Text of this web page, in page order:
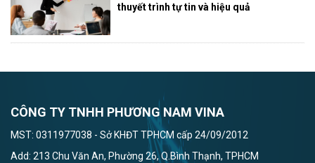
thuyết trình tự tin và hiệu quả
CÔNG TY TNHH PHƯƠNG NAM VINA
MST: 0311977038 - Sở KHĐT TPHCM cấp 24/09/2012
Add: 213 Chu Văn An, Phường 26, Q.Bình Thạnh, TPHCM